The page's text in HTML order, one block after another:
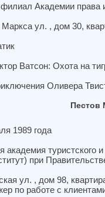
Академии права
ул. , дом 30,
Ватсон: Охота на
Оливера
Пестов
1989 года
академия туристского и
при
ул. , дом 98,
по работе с